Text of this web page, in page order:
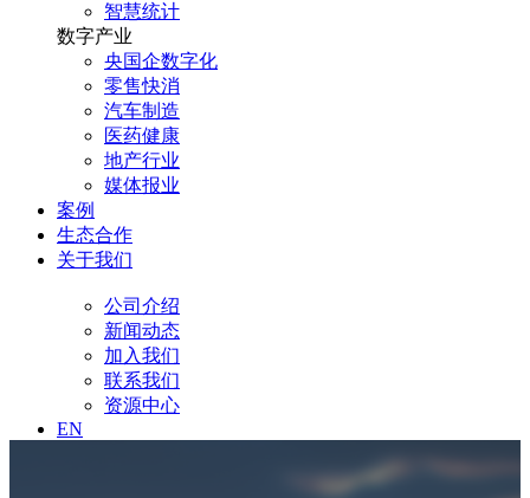
智慧统计
数字产业
央国企数字化
零售快消
汽车制造
医药健康
地产行业
媒体报业
案例
生态合作
关于我们
公司介绍
新闻动态
加入我们
联系我们
资源中心
EN